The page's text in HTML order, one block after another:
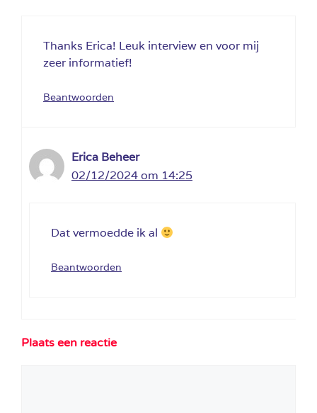
Thanks Erica! Leuk interview en voor mij
zeer informatief!
Beantwoorden
Erica Beheer
02/12/2024 om 14:25
Dat vermoedde ik al
Beantwoorden
Plaats een reactie